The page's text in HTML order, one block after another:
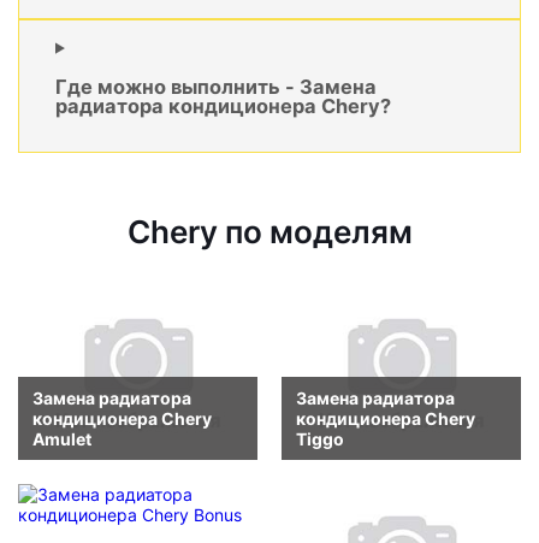
Где можно выполнить - Замена
радиатора кондиционера Chery?
Chery по моделям
Замена радиатора
кондиционера Chery
Amulet
Замена радиатора
кондиционера Chery
Tiggo